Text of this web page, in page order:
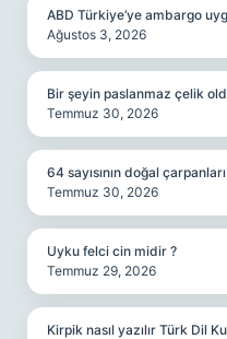
ABD Türkiye’ye ambargo
Ağustos 3, 2026
Bir şeyin paslanmaz çelik
Temmuz 30, 2026
64 sayısının doğal
Temmuz 30, 2026
Uyku felci cin midir ?
Temmuz 29, 2026
Kirpik nasıl yazılır Türk Dil